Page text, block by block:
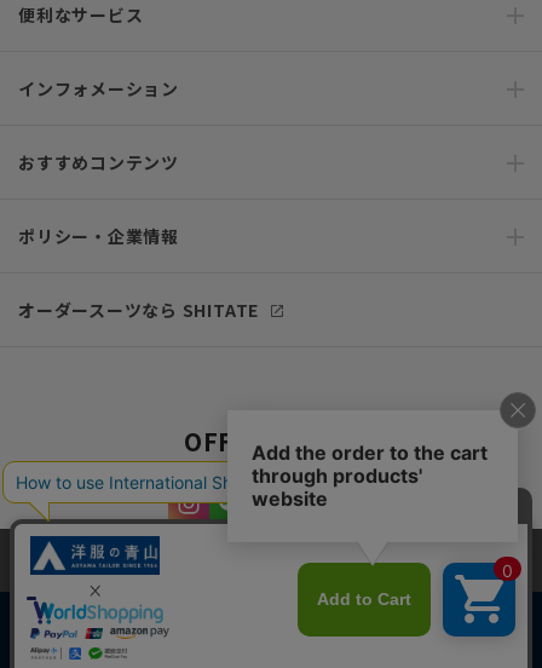
便利なサービス
インフォメーション
おすすめコンテンツ
ポリシー・企業情報
オーダースーツなら SHITATE
OFFICIAL SNS
当サイトでは、快適な閲覧体験とコンテンツ改善のためにCookieを使用
しています。閲覧を続けることで、Cookieの使用に同意したものとみな
します。詳細については